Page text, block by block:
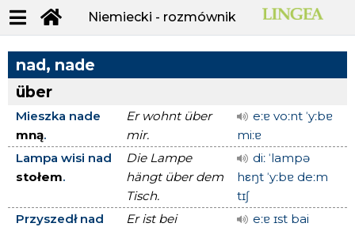
Niemiecki - rozmównik
nad, nade
über
Mieszka nade
mną.
Er wohnt über
mir.
eːɐ voːnt ˈyːbɐ
miːɐ
Lampa wisi nad
stołem.
Die Lampe
hängt über dem
Tisch.
diː ˈlampə
hεŋt ˈyːbɐ deːm
tɪʃ
Przyszedł nad
Er ist bei
eːɐ ɪst bai